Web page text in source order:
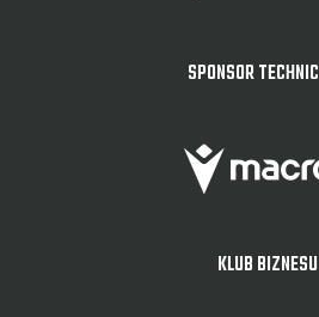
SPONSOR
KLUB BIZNESU